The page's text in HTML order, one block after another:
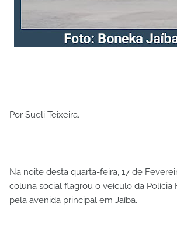
Por Sueli Teixeira.
Na noite desta quarta-feira, 17 de
coluna social flagrou o veículo da Polícia
pela avenida principal em Jaíba.